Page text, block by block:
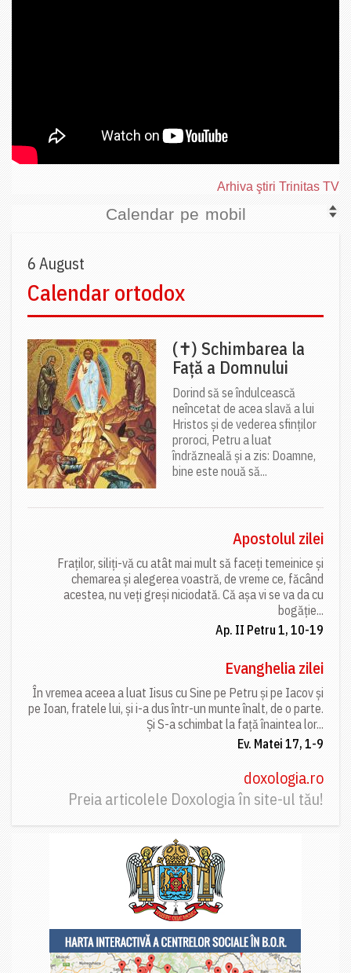
Arhiva ştiri Trinitas TV
Calendar pe mobil
6 August
Calendar ortodox
(✝) Schimbarea la
Față a Domnului
Dorind să se îndulcească
neîncetat de acea slavă a lui
Hristos și de vederea sfinților
proroci, Petru a luat
îndrăzneală și a zis: Doamne,
bine este nouă să...
Apostolul zilei
Fraților, siliți-vă cu atât mai mult să faceți temeinice și
chemarea și alegerea voastră, de vreme ce, făcând
acestea, nu veți greși niciodată. Că așa vi se va da cu
bogăție...
Ap. II Petru 1, 10-19
Evanghelia zilei
În vremea aceea a luat Iisus cu Sine pe Petru și pe Iacov și
pe Ioan, fratele lui, și i-a dus într-un munte înalt, de o parte.
Și S-a schimbat la față înaintea lor...
Ev. Matei 17, 1-9
doxologia.ro
Preia articolele Doxologia în site-ul tău!